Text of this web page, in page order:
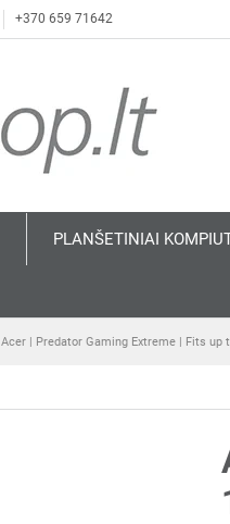
+370 659 71642
PLANŠETINIAI
Acer | Predator Gaming Extreme | Fits